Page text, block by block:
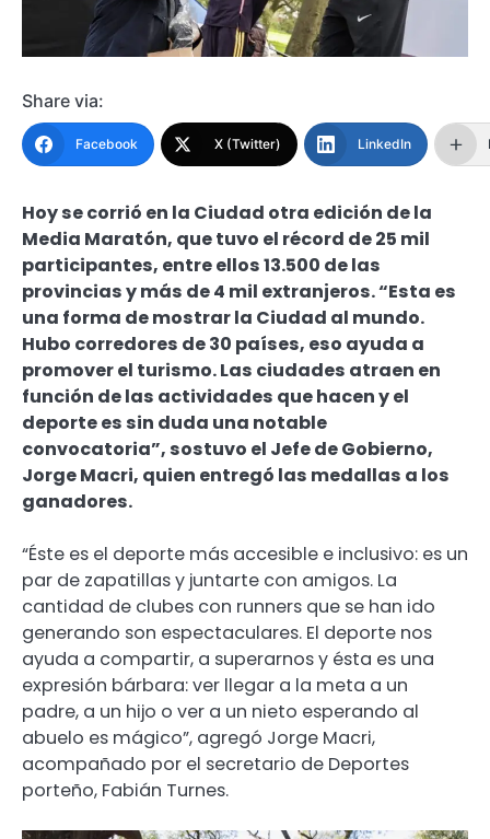
Share via:
Facebook X (Twitter) LinkedIn
Hoy se corrió en la Ciudad otra edición de la
Media Maratón, que tuvo el récord de 25 mil
participantes, entre ellos 13.500 de las
provincias y más de 4 mil extranjeros. “Esta es
una forma de mostrar la Ciudad al mundo.
Hubo corredores de 30 países, eso ayuda a
promover el turismo. Las ciudades atraen en
función de las actividades que hacen y el
deporte es sin duda una notable
convocatoria”, sostuvo el Jefe de Gobierno,
Jorge Macri, quien entregó las medallas a los
ganadores.
“Éste es el deporte más accesible e inclusivo: es un
par de zapatillas y juntarte con amigos. La
cantidad de clubes con runners que se han ido
generando son espectaculares. El deporte nos
ayuda a compartir, a superarnos y ésta es una
expresión bárbara: ver llegar a la meta a un
padre, a un hijo o ver a un nieto esperando al
abuelo es mágico”, agregó Jorge Macri,
acompañado por el secretario de Deportes
porteño, Fabián Turnes.